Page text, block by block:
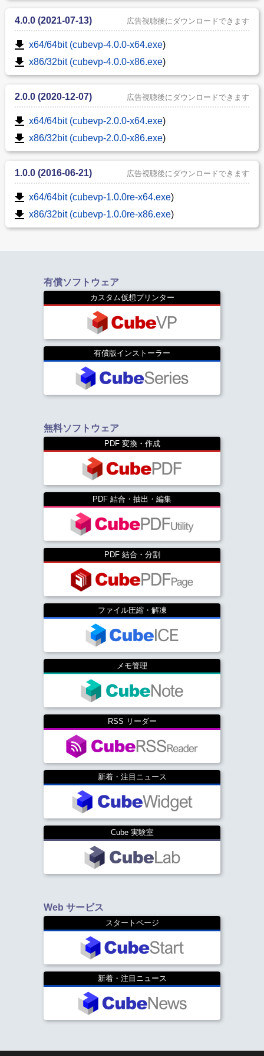
4.0.0 (2021-07-13) 広告視聴後にダウンロードできます
x64/64bit (cubevp-4.0.0-x64.exe)
x86/32bit (cubevp-4.0.0-x86.exe)
2.0.0 (2020-12-07) 広告視聴後にダウンロードできます
x64/64bit (cubevp-2.0.0-x64.exe)
x86/32bit (cubevp-2.0.0-x86.exe)
1.0.0 (2016-06-21) 広告視聴後にダウンロードできます
x64/64bit (cubevp-1.0.0re-x64.exe)
x86/32bit (cubevp-1.0.0re-x86.exe)
有償ソフトウェア
カスタム仮想プリンター
有償版インストーラー
無料ソフトウェア
PDF 変換・作成
PDF 結合・抽出・編集
PDF 結合・分割
ファイル圧縮・解凍
メモ管理
RSS リーダー
新着・注目ニュース
Cube 実験室
Web サービス
スタートページ
新着・注目ニュース